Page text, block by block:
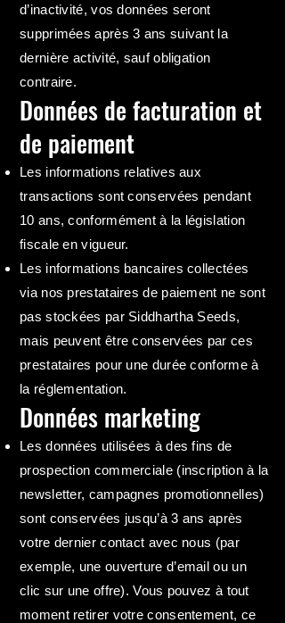
d’inactivité, vos données seront
supprimées après 3 ans suivant la
dernière activité, sauf obligation
contraire.
Données de facturation et
de paiement
Les informations relatives aux
transactions sont conservées pendant
10 ans, conformément à la législation
fiscale en vigueur.
Les informations bancaires collectées
via nos prestataires de paiement ne sont
pas stockées par Siddhartha Seeds,
mais peuvent être conservées par ces
prestataires pour une durée conforme à
la réglementation.
Données marketing
Les données utilisées à des fins de
prospection commerciale (inscription à la
newsletter, campagnes promotionnelles)
sont conservées jusqu’à 3 ans après
votre dernier contact avec nous (par
exemple, une ouverture d’email ou un
clic sur une offre). Vous pouvez à tout
moment retirer votre consentement, ce